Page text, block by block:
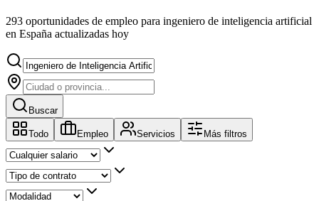
293 oportunidades de empleo para ingeniero de inteligencia artificial
en España actualizadas hoy
Buscar
Todo Empleo Servicios Más filtros